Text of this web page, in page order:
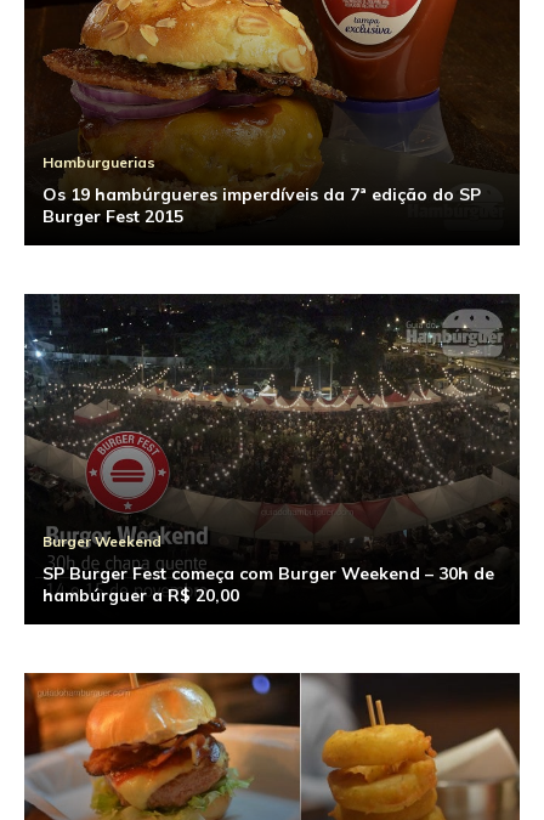
Hamburguerias
Os 19 hambúrgueres imperdíveis da 7ª edição do SP
Burger Fest 2015
Burger Weekend
SP Burger Fest começa com Burger Weekend – 30h de
hambúrguer a R$ 20,00